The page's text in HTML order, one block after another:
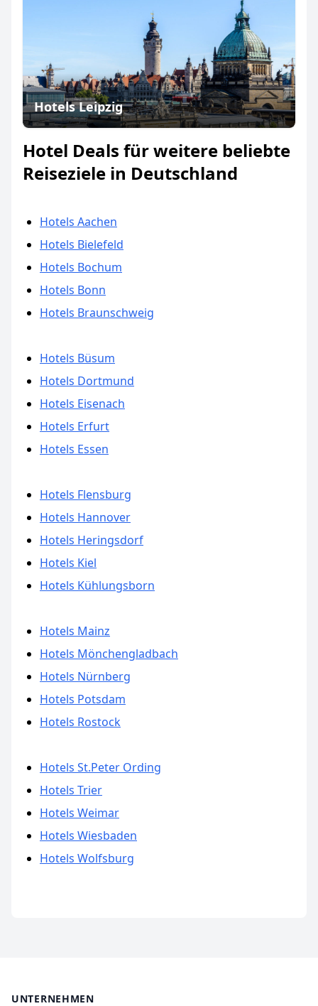
Hotels Leipzig
Hotel Deals für weitere beliebte
Reiseziele in Deutschland
Hotels Aachen
Hotels Bielefeld
Hotels Bochum
Hotels Bonn
Hotels Braunschweig
Hotels Büsum
Hotels Dortmund
Hotels Eisenach
Hotels Erfurt
Hotels Essen
Hotels Flensburg
Hotels Hannover
Hotels Heringsdorf
Hotels Kiel
Hotels Kühlungsborn
Hotels Mainz
Hotels Mönchengladbach
Hotels Nürnberg
Hotels Potsdam
Hotels Rostock
Hotels St.Peter Ording
Hotels Trier
Hotels Weimar
Hotels Wiesbaden
Hotels Wolfsburg
UNTERNEHMEN